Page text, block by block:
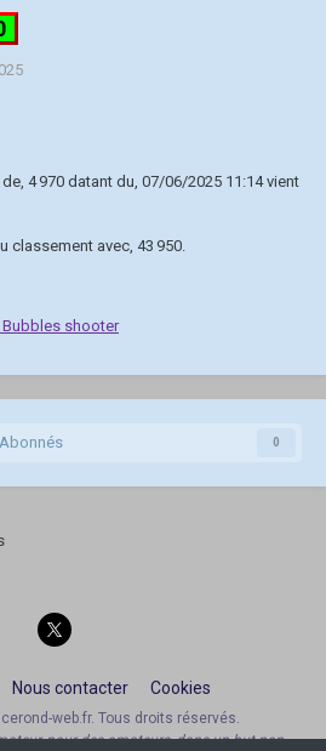
de, 4 970 datant du, 07/06/2025 11:14 vient
classement avec, 43 950.
shooter
Abonnés 0
Nous contacter Cookies
web.fr. Tous droits réservés.
pour des amateurs, dans un but non